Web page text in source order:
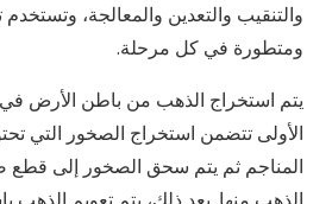
والتنقيب والتعدين والمعالجة،
ومتطورة في كل مرحلة.
يتم استخراج الذهب من باطن الأرض
الأولى تتضمن استخراج الصخور التي
المناجم ثم يتم سحق الصخور إلى قطع